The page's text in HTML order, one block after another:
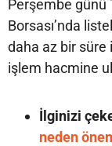
Perşembe günü
Borsası’nda
daha az bir süre
işlem hacmine
İlginizi
neden